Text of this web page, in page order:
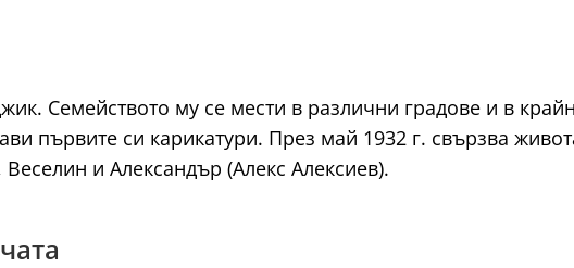
Семейството му се мести в различни градове и в
първите си карикатури. През май 1932 г. свързва
и Александър (Алекс Алексиев).